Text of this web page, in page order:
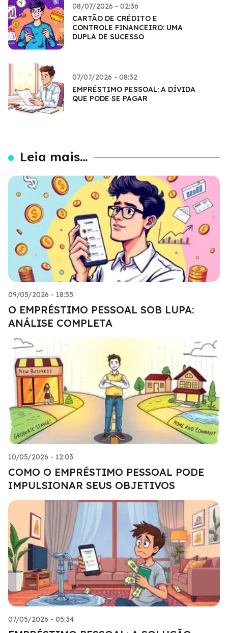
08/07/2026 - 02:36
CARTÃO DE CRÉDITO E
CONTROLE FINANCEIRO: UMA
DUPLA DE SUCESSO
07/07/2026 - 08:32
EMPRÉSTIMO PESSOAL: A DÍVIDA
QUE PODE SE PAGAR
Leia mais...
09/05/2026 - 18:55
O EMPRÉSTIMO PESSOAL SOB LUPA:
ANÁLISE COMPLETA
10/05/2026 - 12:03
COMO O EMPRÉSTIMO PESSOAL PODE
IMPULSIONAR SEUS OBJETIVOS
07/05/2026 - 05:34